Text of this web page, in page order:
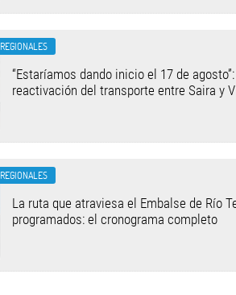
REGIONALES
“Estaríamos dando inicio el 17 de
reactivación del transporte entre Saira y
REGIONALES
La ruta que atraviesa el Embalse de Río
programados: el cronograma completo